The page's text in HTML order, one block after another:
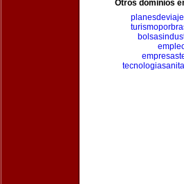
Otros dominios